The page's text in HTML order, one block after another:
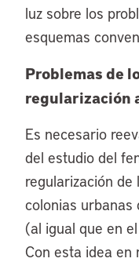
luz sobre los
esquemas
Problemas de
regularización
Es necesario
del estudio del
regularización
colonias urbanas
(al igual que en
Con esta idea